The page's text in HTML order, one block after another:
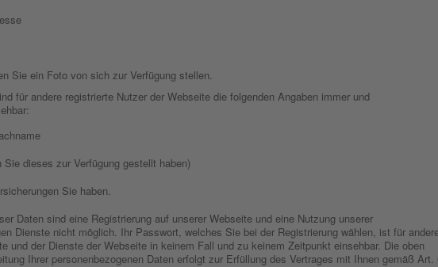
Sie ein Foto von sich zur Verfügung stellen.
für andere registrierte Nutzer der Webseite die folgenden Angaben immer und
Sie dieses zur Verfügung gestellt haben)
Sie haben.
Daten sind eine Registrierung auf unserer Webseite und eine Nutzung unserer
Dienste nicht möglich. Ihr Passwort, welches Sie bei der Registrierung wählen, ist für
und der Dienste der Webseite in keinem Fall und zu keinem Zeitpunkt einsehbar. Die oben
Ihrer personenbezogenen Daten erfolgt zur Erfüllung des Vertrages mit Ihnen gemäß Art.